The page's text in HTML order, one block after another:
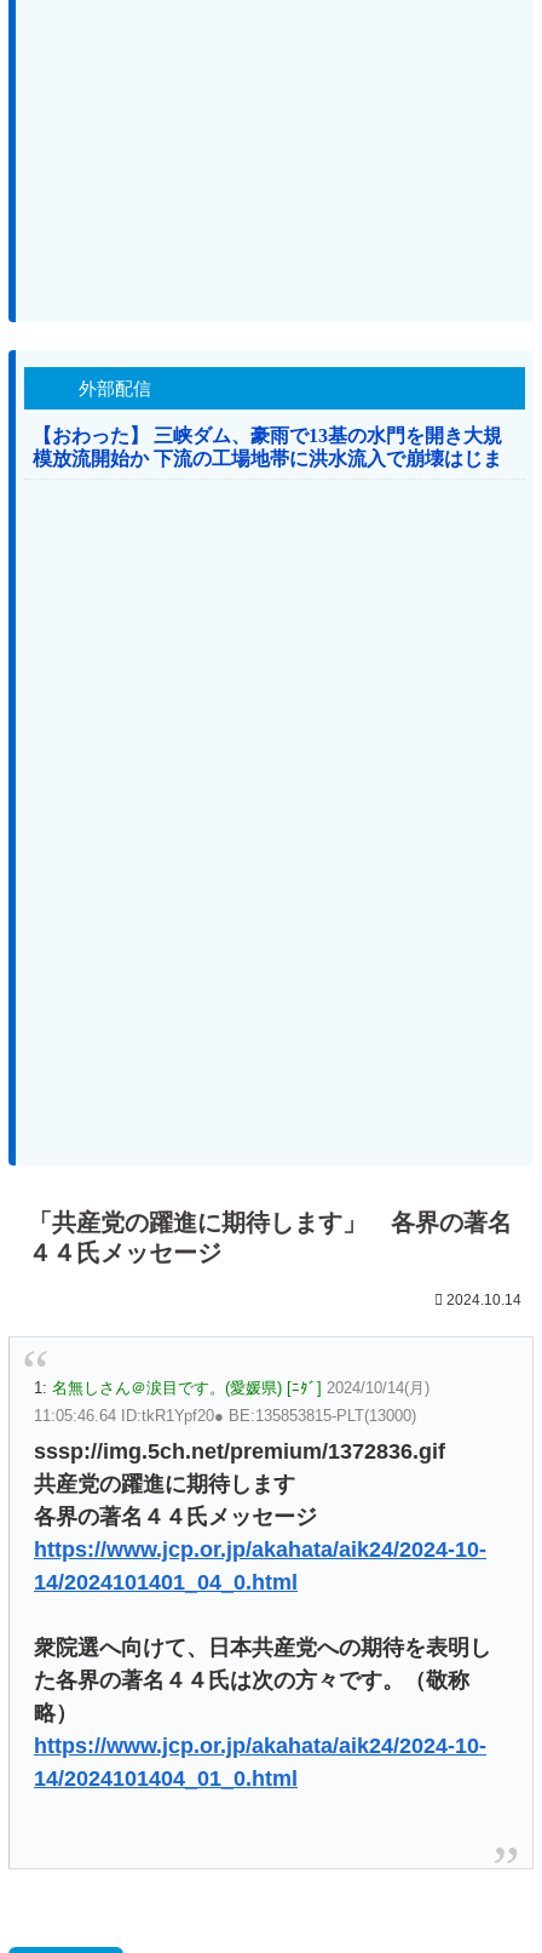
外部配信
【おわった】 三峡ダム、豪雨で13基の水門を開き大規
模放流開始か 下流の工場地帯に洪水流入で崩壊はじま
る
「共産党の躍進に期待します」 各界の著名
４４氏メッセージ
2024.10.14
1: 名無しさん＠涙目です。(愛媛県) [ﾆﾀﾞ] 2024/10/14(月)
11:05:46.64 ID:tkR1Ypf20● BE:135853815-PLT(13000)
sssp://img.5ch.net/premium/1372836.gif
共産党の躍進に期待します
各界の著名４４氏メッセージ
https://www.jcp.or.jp/akahata/aik24/2024-10-
14/2024101401_04_0.html
衆院選へ向けて、日本共産党への期待を表明し
た各界の著名４４氏は次の方々です。（敬称
略）
https://www.jcp.or.jp/akahata/aik24/2024-10-
14/2024101404_01_0.html